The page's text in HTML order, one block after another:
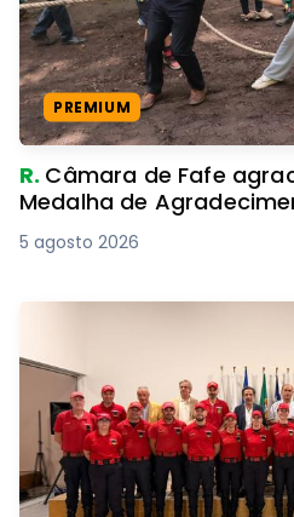
PREMIUM
R. Câmara de Fafe
Medalha de
5 agosto 2026